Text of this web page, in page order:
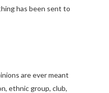
has been sent to
are ever meant
ethnic group, club,